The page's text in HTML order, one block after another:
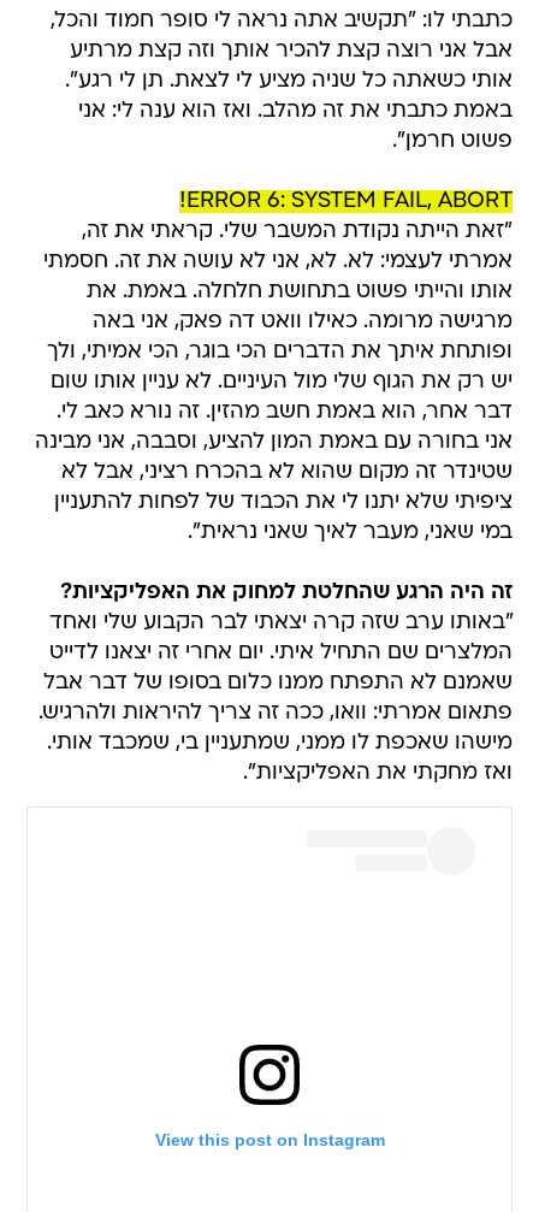
כתבתי לו: "תקשיב אתה נראה לי סופר חמוד והכל,
אבל אני רוצה קצת להכיר אותך וזה קצת מרתיע
אותי כשאתה כל שניה מציע לי לצאת. תן לי רגע".
באמת כתבתי את זה מהלב. ואז הוא ענה לי: אני
פשוט חרמן".
ERROR 6: SYSTEM FAIL, ABORT!
"זאת הייתה נקודת המשבר שלי. קראתי את זה,
אמרתי לעצמי: לא. לא, אני לא עושה את זה. חסמתי
אותו והייתי פשוט בתחושת חלחלה. באמת. את
מרגישה מרומה. כאילו וואט דה פאק, אני באה
ופותחת איתך את הדברים הכי בוגר, הכי אמיתי, ולך
יש רק את הגוף שלי מול העיניים. לא עניין אותו שום
דבר אחר, הוא באמת חשב מהזין. זה נורא כאב לי.
אני בחורה עם באמת המון להציע, וסבבה, אני מבינה
שטינדר זה מקום שהוא לא בהכרח רציני, אבל לא
ציפיתי שלא יתנו לי את הכבוד של לפחות להתעניין
במי שאני, מעבר לאיך שאני נראית".
זה היה הרגע שהחלטת למחוק את האפליקציות?
"באותו ערב שזה קרה יצאתי לבר הקבוע שלי ואחד
המלצרים שם התחיל איתי. יום אחרי זה יצאנו לדייט
שאמנם לא התפתח ממנו כלום בסופו של דבר אבל
פתאום אמרתי: וואו, ככה זה צריך להיראות ולהרגיש.
מישהו שאכפת לו ממני, שמתעניין בי, שמכבד אותי.
ואז מחקתי את האפליקציות".
View this post on Instagram